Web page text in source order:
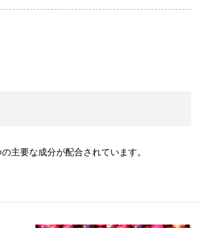
主要な成分が配合されています。